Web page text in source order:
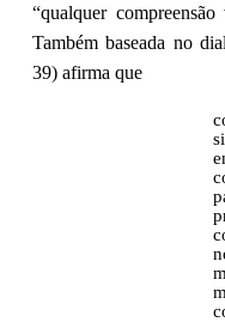
“qualquer
Também baseada no
39) afirma que